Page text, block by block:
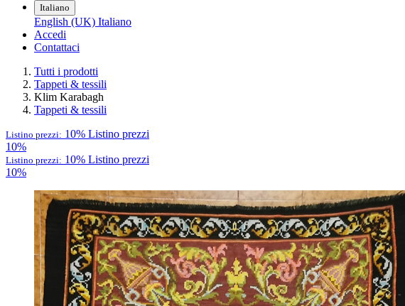
Italiano
English (UK) Italiano
Accedi
Contattaci
Tutti i prodotti
Tappeti & tessili
Klim Karabagh
Tappeti & tessili
Listino prezzi: 10% Listino prezzi
10%
Listino prezzi: 10% Listino prezzi
10%